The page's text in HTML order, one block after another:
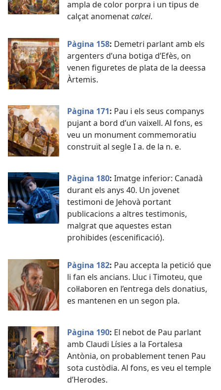
ampla de color porpra i un tipus de
calçat anomenatcalcei.
Pàgina 158: Demetri parlant amb els
argenters d’una botiga d’Efès, on
venen figuretes de plata de la deessa
Àrtemis.
Pàgina 171: Pau i els seus companys
pujant a bord d’un vaixell. Al fons, es
veu un monument commemoratiu
construït al segle I a. de la n. e.
Pàgina 180: Imatge inferior: Canadà
durant els anys 40. Un jovenet
testimoni de Jehovà portant
publicacions a altres testimonis,
malgrat que aquestes estan
prohibides (escenificació).
Pàgina 182: Pau accepta la petició que
li fan els ancians. Lluc i Timoteu, que
col·laboren en l’entrega dels donatius,
es mantenen en un segon pla.
Pàgina 190: El nebot de Pau parlant
amb Claudi Lísies a la Fortalesa
Antònia, on probablement tenen Pau
sota custòdia. Al fons, es veu el temple
d’Herodes.